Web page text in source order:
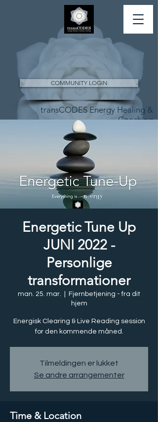
COMMUNITY LOGIN
transCODES Energy Healing &
Coaching
Energetic Tune Up
JUNI 2022 -
Personlige
transformationer
man. 25. mar.
Fjernbetjening - fra dit
hjem
Energisk Clearing & Live Reading session
for den kommende måned.
Tilmeldingen er lukket
Se andre arrangementer
Time & Location